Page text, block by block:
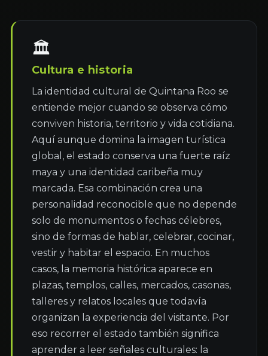
🏛
Cultura e historia
La identidad cultural de Quintana Roo se
entiende mejor cuando se observa cómo
conviven historia, territorio y vida cotidiana.
Aquí aunque domina la imagen turística
global, el estado conserva una fuerte raíz
maya y una identidad caribeña muy
marcada. Esa combinación crea una
personalidad reconocible que no depende
solo de monumentos o fechas célebres,
sino de formas de hablar, celebrar, cocinar,
vestir y habitar el espacio. En muchos
casos, la memoria histórica aparece en
plazas, templos, calles, mercados, casonas,
talleres y relatos locales que todavía
organizan la experiencia del visitante. Por
eso recorrer el estado también significa
aprender a leer señales culturales: la